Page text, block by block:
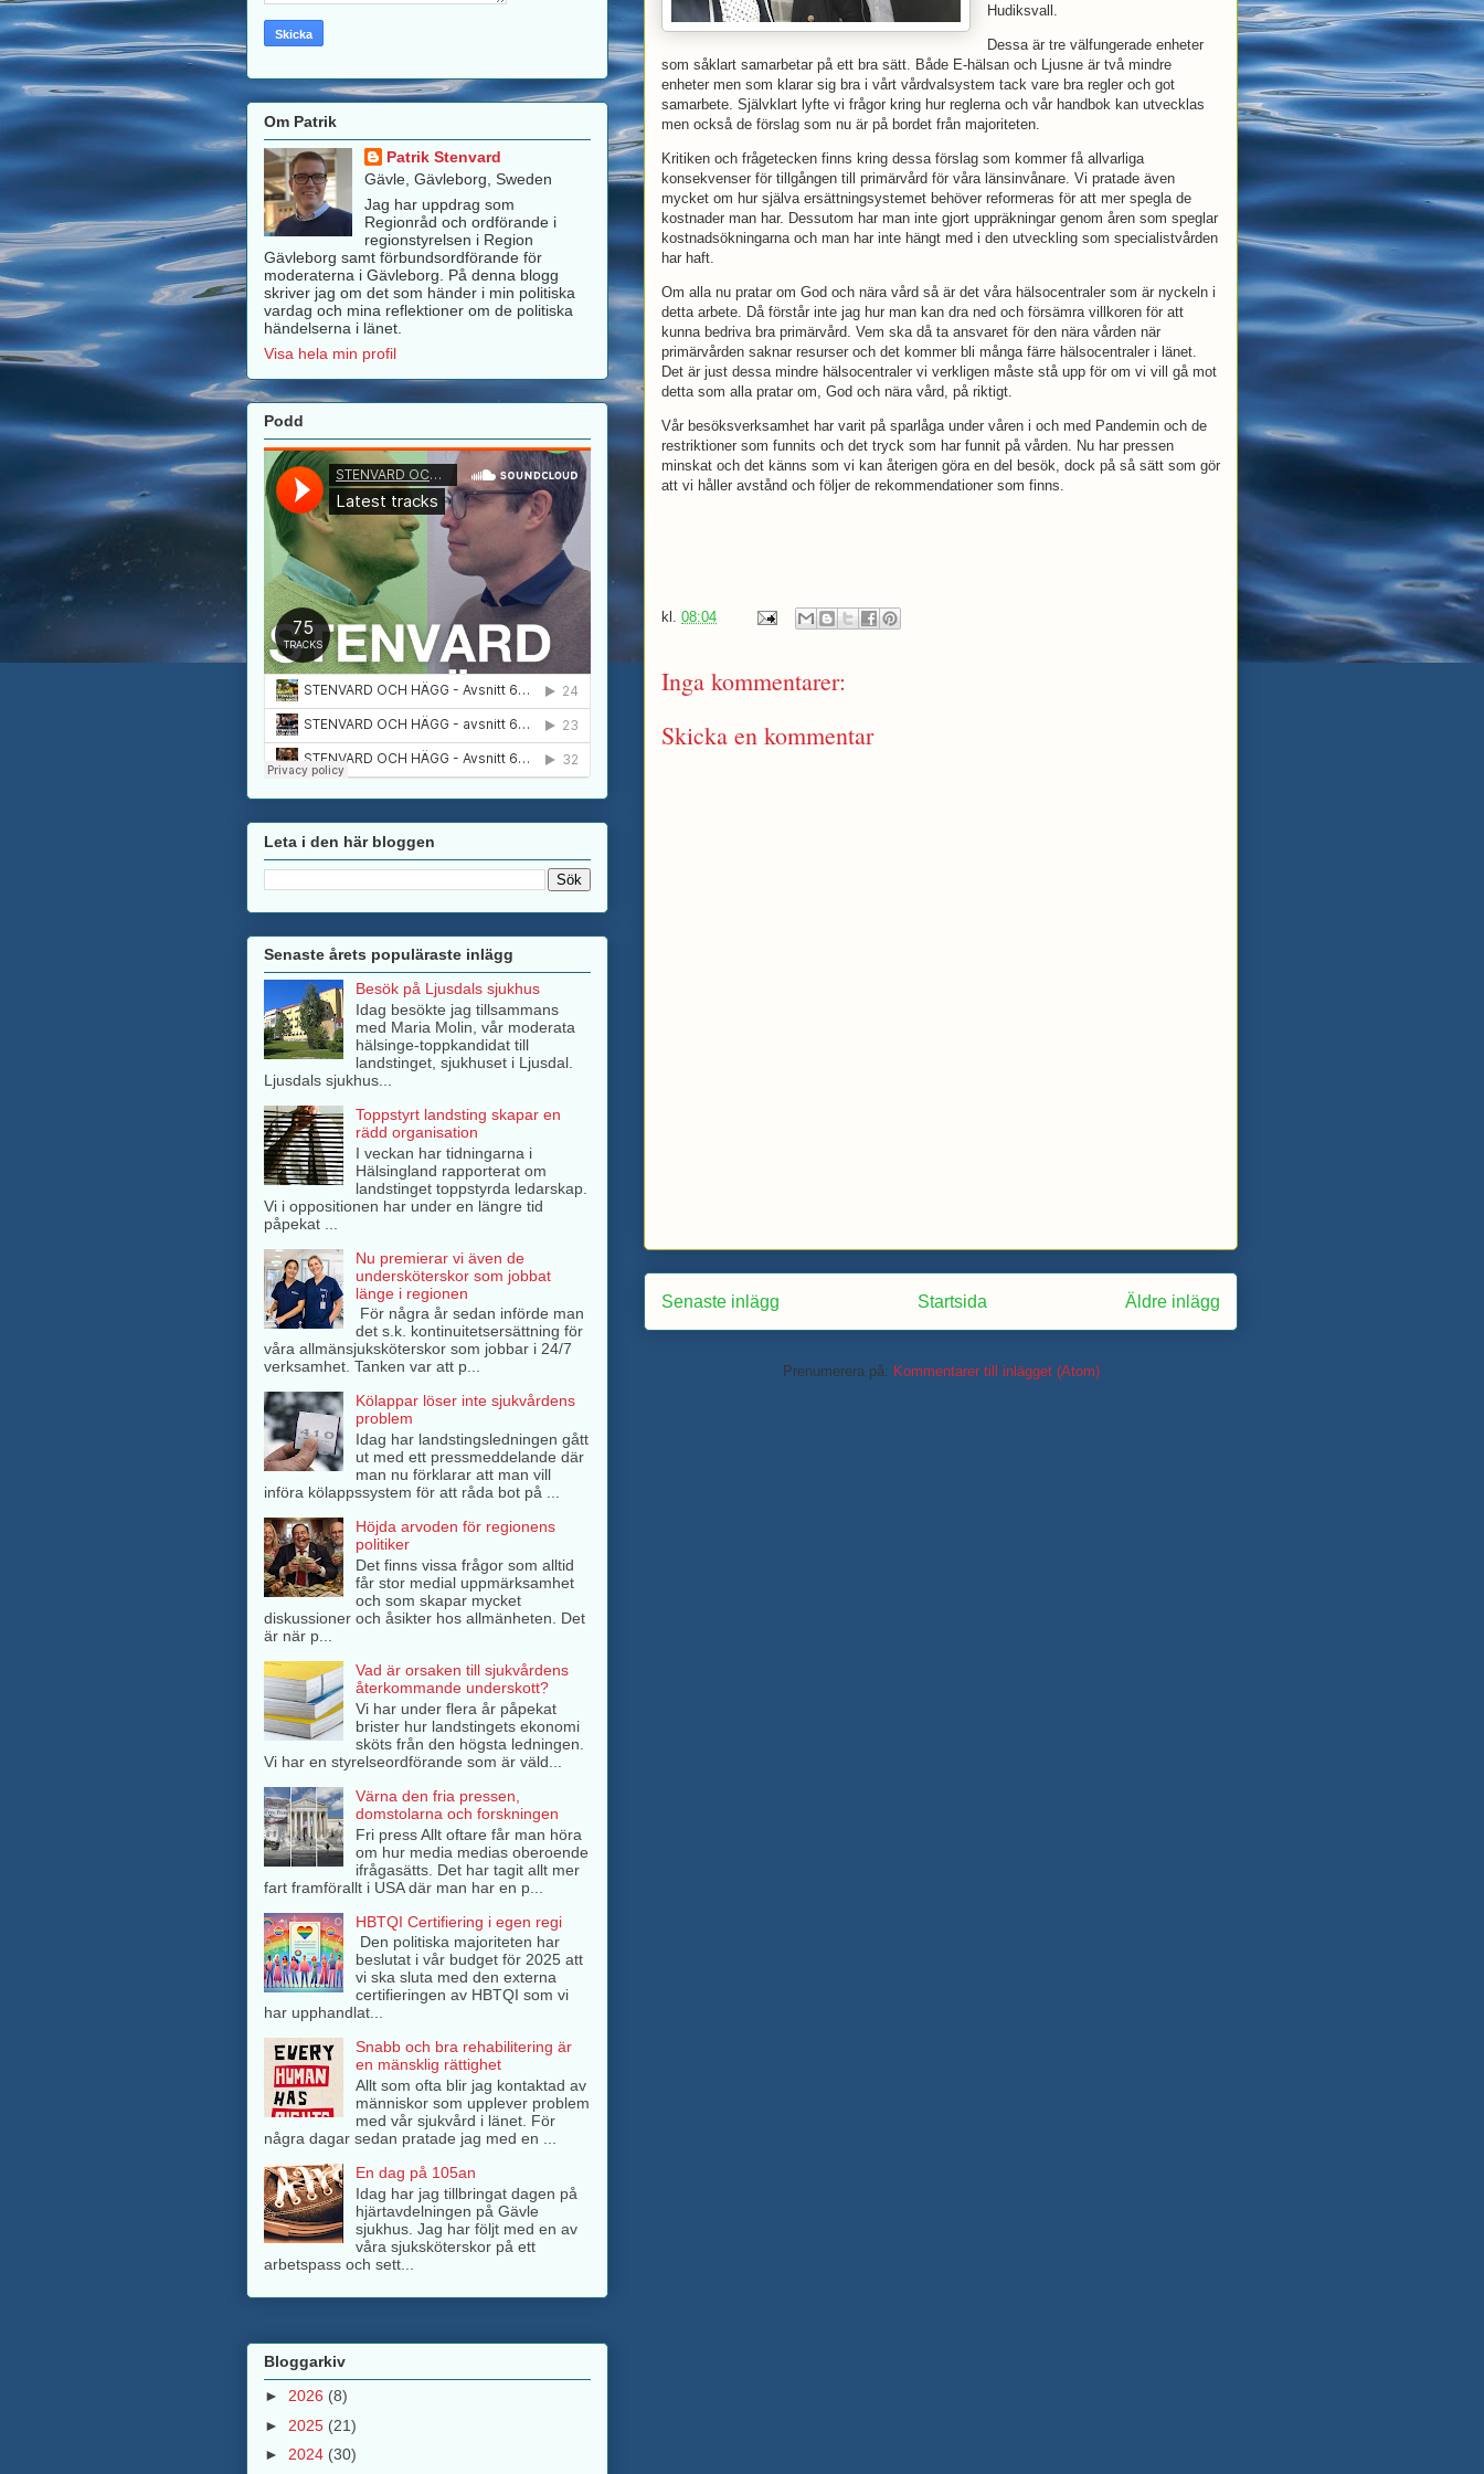
Hudiksvall.
Dessa är tre välfungerade enheter
som såklart samarbetar på ett bra sätt. Både E-hälsan och Ljusne är två mindre
enheter men som klarar sig bra i vårt vårdvalsystem tack vare bra regler och got
samarbete. Självklart lyfte vi frågor kring hur reglerna och vår handbok kan utvecklas
men också de förslag som nu är på bordet från majoriteten.
Kritiken och frågetecken finns kring dessa förslag som kommer få allvarliga
konsekvenser för tillgången till primärvård för våra länsinvånare. Vi pratade även
mycket om hur själva ersättningsystemet behöver reformeras för att mer spegla de
kostnader man har. Dessutom har man inte gjort uppräkningar genom åren som speglar
kostnadsökningarna och man har inte hängt med i den utveckling som specialistvården
har haft.
Om alla nu pratar om God och nära vård så är det våra hälsocentraler som är nyckeln i
detta arbete. Då förstår inte jag hur man kan dra ned och försämra villkoren för att
kunna bedriva bra primärvård. Vem ska då ta ansvaret för den nära vården när
primärvården saknar resurser och det kommer bli många färre hälsocentraler i länet.
Det är just dessa mindre hälsocentraler vi verkligen måste stå upp för om vi vill gå mot
detta som alla pratar om, God och nära vård, på riktigt.
Vår besöksverksamhet har varit på sparlåga under våren i och med Pandemin och de
restriktioner som funnits och det tryck som har funnit på vården. Nu har pressen
minskat och det känns som vi kan återigen göra en del besök, dock på så sätt som gör
att vi håller avstånd och följer de rekommendationer som finns.
kl. 08:04
Inga kommentarer:
Skicka en kommentar
Senaste inlägg Äldre inlägg
Startsida
Prenumerera på: Kommentarer till inlägget (Atom)
Om Patrik
Patrik Stenvard
Gävle, Gävleborg, Sweden
Jag har uppdrag som
Regionråd och ordförande i
regionstyrelsen i Region
Gävleborg samt förbundsordförande för
moderaterna i Gävleborg. På denna blogg
skriver jag om det som händer i min politiska
vardag och mina reflektioner om de politiska
händelserna i länet.
Visa hela min profil
Podd
Leta i den här bloggen
Senaste årets populäraste inlägg
Besök på Ljusdals sjukhus
Idag besökte jag tillsammans
med Maria Molin, vår moderata
hälsinge-toppkandidat till
landstinget, sjukhuset i Ljusdal.
Ljusdals sjukhus...
Toppstyrt landsting skapar en
rädd organisation
I veckan har tidningarna i
Hälsingland rapporterat om
landstinget toppstyrda ledarskap.
Vi i oppositionen har under en längre tid
påpekat ...
Nu premierar vi även de
undersköterskor som jobbat
länge i regionen
För några år sedan införde man
det s.k. kontinuitetsersättning för
våra allmänsjuksköterskor som jobbar i 24/7
verksamhet. Tanken var att p...
Kölappar löser inte sjukvårdens
problem
Idag har landstingsledningen gått
ut med ett pressmeddelande där
man nu förklarar att man vill
införa kölappssystem för att råda bot på ...
Höjda arvoden för regionens
politiker
Det finns vissa frågor som alltid
får stor medial uppmärksamhet
och som skapar mycket
diskussioner och åsikter hos allmänheten. Det
är när p...
Vad är orsaken till sjukvårdens
återkommande underskott?
Vi har under flera år påpekat
brister hur landstingets ekonomi
sköts från den högsta ledningen.
Vi har en styrelseordförande som är väld...
Värna den fria pressen,
domstolarna och forskningen
Fri press Allt oftare får man höra
om hur media medias oberoende
ifrågasätts. Det har tagit allt mer
fart framförallt i USA där man har en p...
HBTQI Certifiering i egen regi
Den politiska majoriteten har
beslutat i vår budget för 2025 att
vi ska sluta med den externa
certifieringen av HBTQI som vi
har upphandlat...
Snabb och bra rehabilitering är
en mänsklig rättighet
Allt som ofta blir jag kontaktad av
människor som upplever problem
med vår sjukvård i länet. För
några dagar sedan pratade jag med en ...
En dag på 105an
Idag har jag tillbringat dagen på
hjärtavdelningen på Gävle
sjukhus. Jag har följt med en av
våra sjuksköterskor på ett
arbetspass och sett...
Bloggarkiv
► 2026 (8)
► 2025 (21)
► 2024 (30)